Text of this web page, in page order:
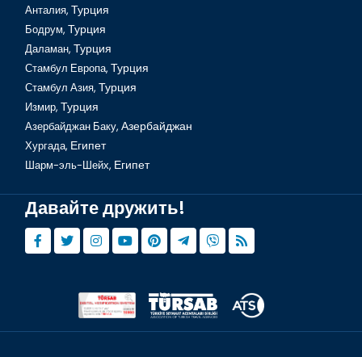
Анталия, Турция
Бодрум, Турция
Даламан, Турция
Стамбул Европа, Турция
Стамбул Азия, Турция
Измир, Турция
Азербайджан Баку, Азербайджан
Хургада, Египет
Шарм-эль-Шейх, Египет
Давайте дружить!